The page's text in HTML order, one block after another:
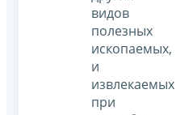
видов
полезных
ископаемых,
и
извлекаемых
при